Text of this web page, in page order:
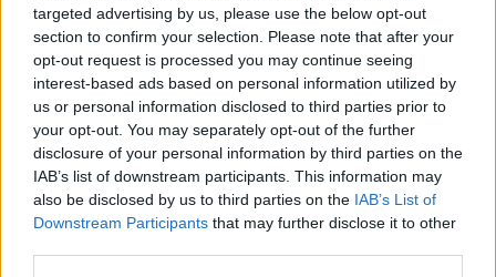
targeted advertising by us, please use the below opt-out
section to confirm your selection. Please note that after your
opt-out request is processed you may continue seeing
interest-based ads based on personal information utilized by
us or personal information disclosed to third parties prior to
your opt-out. You may separately opt-out of the further
disclosure of your personal information by third parties on the
IAB’s list of downstream participants. This information may
also be disclosed by us to third parties on the IAB’s List of
Downstream Participants that may further disclose it to other
POWIĄZANE DYSKUSJE NA FORUM Z
KATEGORIIŻYWIENIE
gość
Forum:Żywienie dzieci
Owłosienie u dziecka 4-